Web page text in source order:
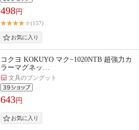
498円
(157)
コクヨ KOKUYO マク−1020NTB 超強力カ
ラーマグネッ…
文具のブングット
643円